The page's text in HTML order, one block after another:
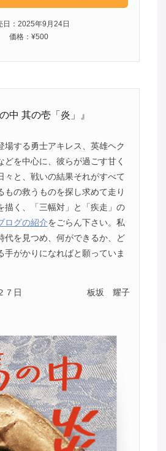
日：2025年9月24日
価格：¥500
の中 其の壱「炎」』
場する勇士アキレス、英雄ヘク
どを中心に、彼らが過ごす甘く
々と、戦いの結果それがすべて
もの救うものを探し求めて走り
描く、「三幅対」と「疾走」の
ログの紹介をごらん下さい。私
代を見つめ、何ができるか、ど
手がかりになればと願っていま
７日 板坂 耀子